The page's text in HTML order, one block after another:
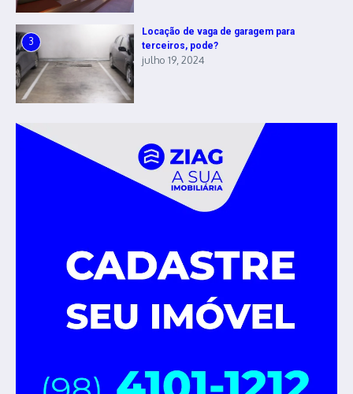
3
Locação de vaga de garagem para
terceiros, pode?
julho 19, 2024